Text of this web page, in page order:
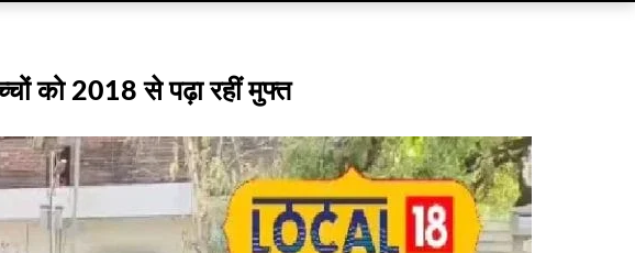
को 2018 से पढ़ा रहीं मुफ्त